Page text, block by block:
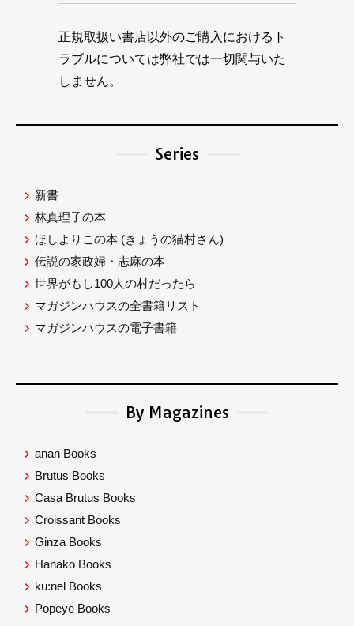
正規取扱い書店以外のご購入におけるト
ラブルについては弊社では一切関与いた
しません。
Series
新書
林真理子の本
ほしよりこの本 (きょうの猫村さん)
伝説の家政婦・志麻の本
世界がもし100人の村だったら
マガジンハウスの全書籍リスト
マガジンハウスの電子書籍
By Magazines
anan Books
Brutus Books
Casa Brutus Books
Croissant Books
Ginza Books
Hanako Books
ku:nel Books
Popeye Books